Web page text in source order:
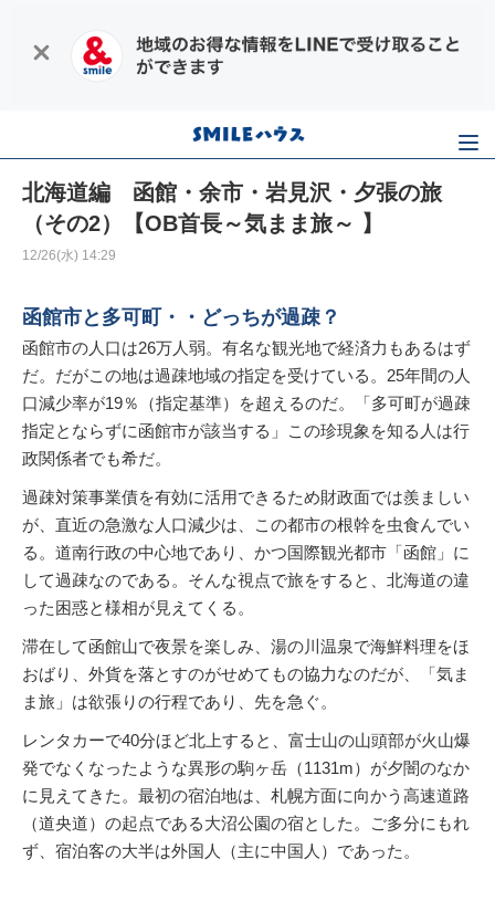
北海道編 函館・余市・岩見沢・夕張の旅
（その2）【OB首長～気まま旅～ 】
12/26(水) 14:29
函館市と多可町・・どっちが過疎？
函館市の人口は26万人弱。有名な観光地で経済力もあるはず
だ。だがこの地は過疎地域の指定を受けている。25年間の人
口減少率が19％（指定基準）を超えるのだ。「多可町が過疎
指定とならずに函館市が該当する」この珍現象を知る人は行
政関係者でも希だ。
過疎対策事業債を有効に活用できるため財政面では羨ましい
が、直近の急激な人口減少は、この都市の根幹を虫食んでい
る。道南行政の中心地であり、かつ国際観光都市「函館」に
して過疎なのである。そんな視点で旅をすると、北海道の違
った困惑と様相が見えてくる。
滞在して函館山で夜景を楽しみ、湯の川温泉で海鮮料理をほ
おばり、外貨を落とすのがせめてもの協力なのだが、「気ま
ま旅」は欲張りの行程であり、先を急ぐ。
レンタカーで40分ほど北上すると、富士山の山頭部が火山爆
発でなくなったような異形の駒ヶ岳（1131m）が夕闇のなか
に見えてきた。最初の宿泊地は、札幌方面に向かう高速道路
（道央道）の起点である大沼公園の宿とした。ご多分にもれ
ず、宿泊客の大半は外国人（主に中国人）であった。